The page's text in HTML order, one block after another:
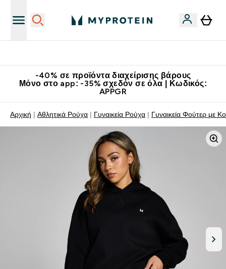
-40% σε προϊόντα διαχείρισης βάρους
Μόνο στο app: -35% σχεδόν σε όλα | Κωδικός:
APPGR
Αρχική Αθλητικά Ρούχα Γυναικεία Ρούχα Γυναικεία Φούτερ με